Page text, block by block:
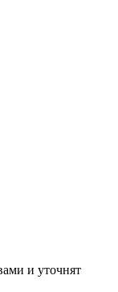
и уточнят